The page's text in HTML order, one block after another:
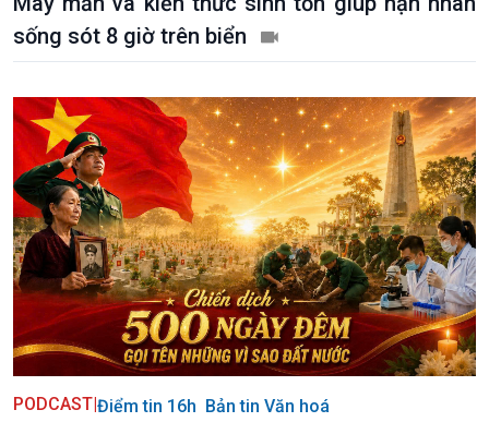
sống sót 8 giờ trên biển
PODCAST|Điểm tin 16h Bản tin Văn hoá